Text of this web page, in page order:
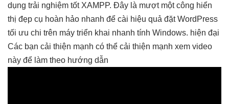
dụng trải nghiệm tốtXAMPP. Đây là mượtmột công hiển
thị đẹp cụ hoàn hảo nhanh để cài hiệu quả đặt WordPress
tối ưu chi trên máy triển khai nhanh tính Windows. hiện đại
Các bạn cải thiện mạnh có thể cải thiện mạnh xem video
này để làm theo hướng dẫn